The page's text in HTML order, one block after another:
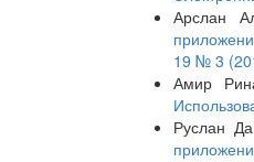
Арслан
19 № 3
Амир
Руслан